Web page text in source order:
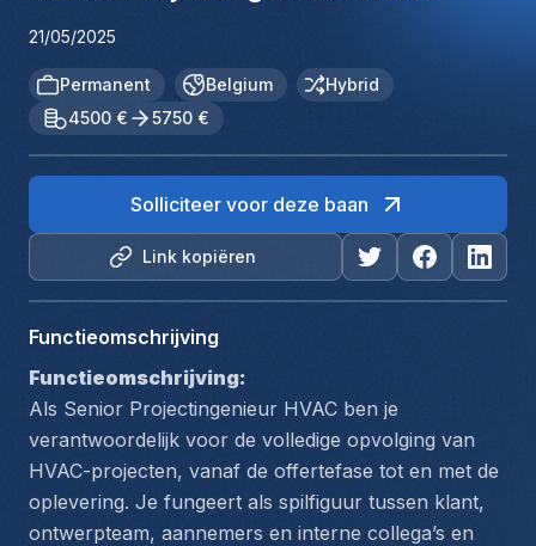
21/05/2025
Permanent Belgium
Hybrid
4500 €
5750 €
Link kopiëren
Solliciteer voor deze baan
Functieomschrijving
Functieomschrijving:
Als Senior Projectingenieur HVAC ben je
verantwoordelijk voor de volledige opvolging van
HVAC-projecten, vanaf de offertefase tot en met de
oplevering. Je fungeert als spilfiguur tussen klant,
ontwerpteam, aannemers en interne collega’s en